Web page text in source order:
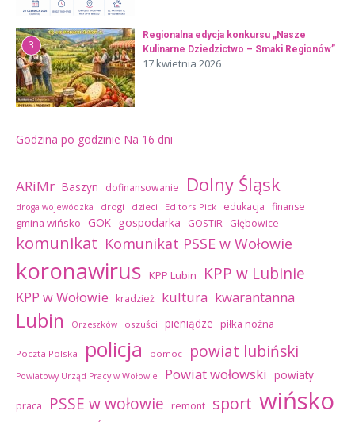
3
Regionalna edycja konkursu „Nasze
Kulinarne Dziedzictwo – Smaki Regionów”
17 kwietnia 2026
Godzina po godzinie Na 16 dni
ARiMr Baszyn dofinansowanie Dolny Śląsk
droga wojewódzka drogi dzieci Editors Pick edukacja finanse
gmina wińsko GOK gospodarka GOSTiR Głębowice
komunikat Komunikat PSSE w Wołowie
koronawirus KPP Lubin KPP w Lubinie
KPP w Wołowie kradzież kultura kwarantanna
Lubin Orzeszków oszuści pieniądze piłka nożna
Poczta Polska policja pomoc powiat lubiński
Powiatowy Urząd Pracy w Wołowie Powiat wołowski powiaty
praca PSSE w wołowie remont sport wińsko